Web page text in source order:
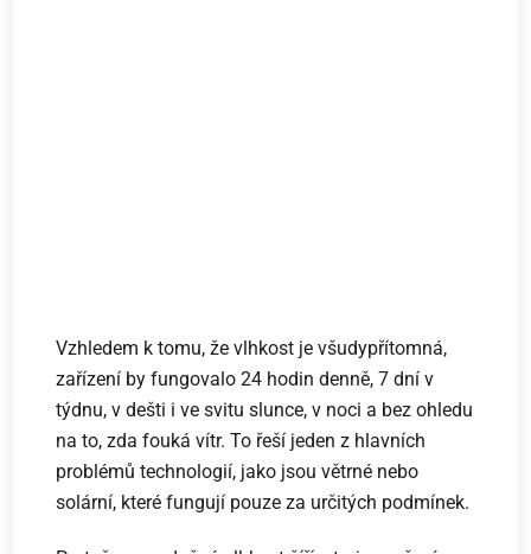
Vzhledem k tomu, že vlhkost je všudypřítomná,
zařízení by fungovalo 24 hodin denně, 7 dní v
týdnu, v dešti i ve svitu slunce, v noci a bez ohledu
na to, zda fouká vítr. To řeší jeden z hlavních
problémů technologií, jako jsou větrné nebo
solární, které fungují pouze za určitých podmínek.